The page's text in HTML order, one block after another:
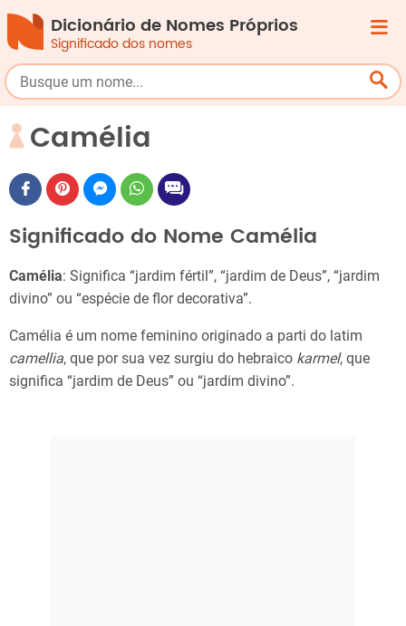
Dicionário de Nomes Próprios
Significado dos nomes
Camélia
Significado do Nome Camélia
Camélia: Significa “jardim fértil”, “jardim de Deus”, “jardim
divino” ou “espécie de flor decorativa”.
Camélia é um nome feminino originado a parti do latim
camellia, que por sua vez surgiu do hebraico karmel, que
significa “jardim de Deus” ou “jardim divino”.